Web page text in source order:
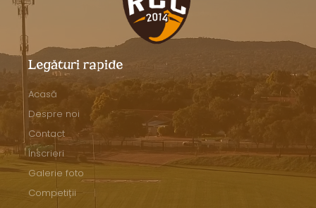
Legături rapide
Acasă
Despre noi
Contact
Înscrieri
Galerie foto
Competiții